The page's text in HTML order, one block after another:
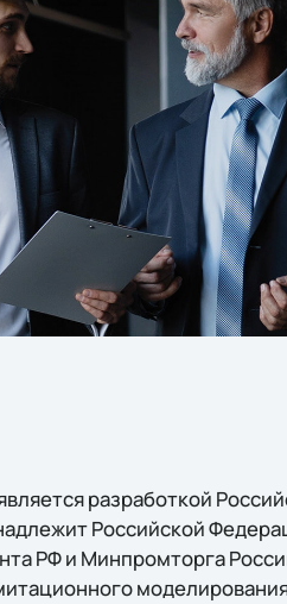
разработкой
Российской
РФ и Минпромторга